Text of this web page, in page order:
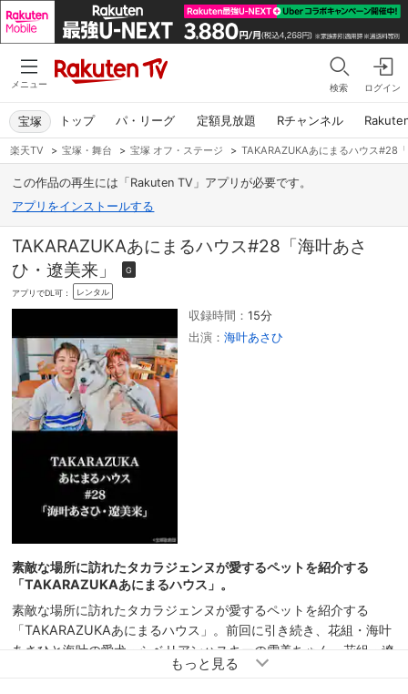
メニュー 検索 ログイン
トップ パ・リーグ 定額見放題 Rチャンネル
宝塚
楽天TV > 宝塚・舞台 > 宝塚 オフ・ステージ > TAKARAZUKAあにまるハウス#28
この作品の再生には「Rakuten TV」アプリが必要です。
アプリをインストールする
TAKARAZUKAあにまるハウス#28「海叶あさ
ひ・遼美来」
G
アプリでDL可： レンタル
収録時間：15分
出演：海叶あさひ
素敵な場所に訪れたタカラジェンヌが愛するペットを紹介する
「TAKARAZUKAあにまるハウス」。
素敵な場所に訪れたタカラジェンヌが愛するペットを紹介する
「TAKARAZUKAあにまるハウス」。前回に引き続き、花組・海叶
あさひと海叶の愛犬・シベリアンハスキーの雪美ちゃん、花組・遼
美来が登場。前回と同様、引いたカードのテーマに沿って番組を進